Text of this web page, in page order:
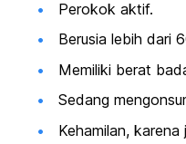
Perokok aktif.
Berusia lebih dari
Memiliki berat
Sedang
Kehamilan,